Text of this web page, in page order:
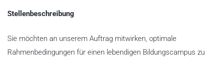
Stellenbeschreibung
Sie möchten an unserem Auftrag mitwirken, optimale
Rahmenbedingungen für einen lebendigen Bildungscampus zu